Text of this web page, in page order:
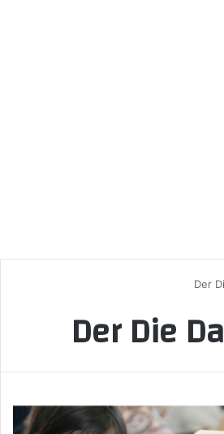
Der
Der Die